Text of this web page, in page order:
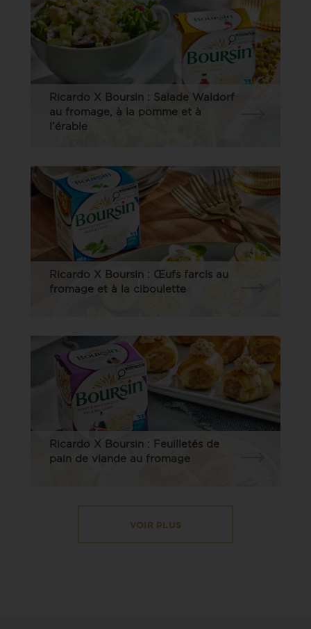
Ricardo X Boursin : Salade Waldorf
au fromage, à la pomme et à
l’érable
Ricardo X Boursin : Œufs farcis au
fromage et à la ciboulette
Ricardo X Boursin : Feuilletés de
pain de viande au fromage
VOIR PLUS